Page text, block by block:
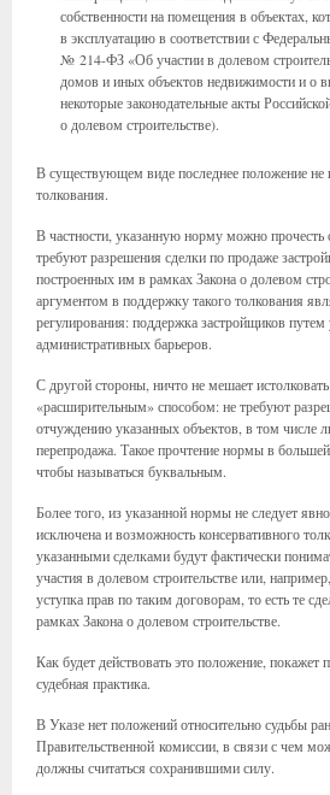
собственности на помещения в объектах,
в эксплуатацию в соответствии с
№ 214-ФЗ «Об участии в долевом
домов и иных объектов недвижимости и о
некоторые законодательные акты
о долевом строительстве).
В существующем виде последнее положение не
толкования.
В частности, указанную норму можно
требуют разрешения сделки по продаже
построенных им в рамках Закона о долевом
аргументом в поддержку такого толкования
регулирования: поддержка застройщиков путем
административных барьеров.
С другой стороны, ничто не мешает
«расширительным» способом: не требуют
отчуждению указанных объектов, в том числе
перепродажа. Такое прочтение нормы в большей
чтобы называться буквальным.
Более того, из указанной нормы не следует
исключена и возможность консервативного
указанными сделками будут фактически
участия в долевом строительстве или,
уступка прав по таким договорам, то есть те
рамках Закона о долевом строительстве.
Как будет действовать это положение, покажет
судебная практика.
В Указе нет положений относительно судьбы
Правительственной комиссии, в связи с чем
должны считаться сохранившими силу.